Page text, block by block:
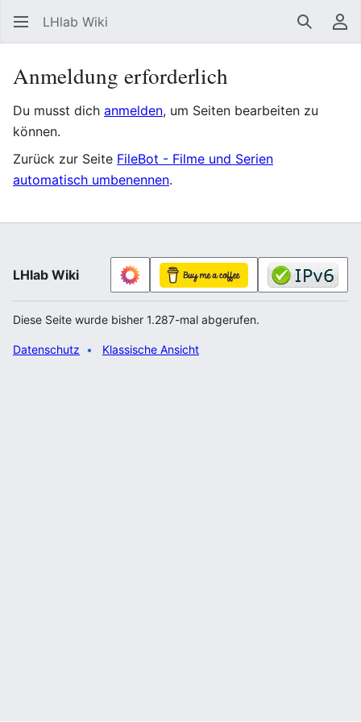
LHlab Wiki Suchen
Anmeldung erforderlich
Du musst dich anmelden, um Seiten bearbeiten zu
können.
Zurück zur Seite FileBot - Filme und Serien
automatisch umbenennen.
LHlab Wiki
Diese Seite wurde bisher 1.287-mal abgerufen.
Datenschutz Klassische Ansicht